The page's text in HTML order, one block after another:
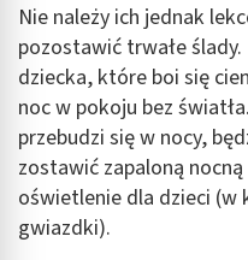
Nie należy ich jednak
pozostawić trwałe
dziecka, które boi się
noc w pokoju bez
przebudzi się w nocy,
zostawić zapaloną
oświetlenie dla dzieci (w
gwiazdki).